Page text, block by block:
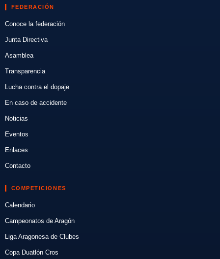
FEDERACIÓN
Conoce la federación
Junta Directiva
Asamblea
Transparencia
Lucha contra el dopaje
En caso de accidente
Noticias
Eventos
Enlaces
Contacto
COMPETICIONES
Calendario
Campeonatos de Aragón
Liga Aragonesa de Clubes
Copa Duatlón Cros